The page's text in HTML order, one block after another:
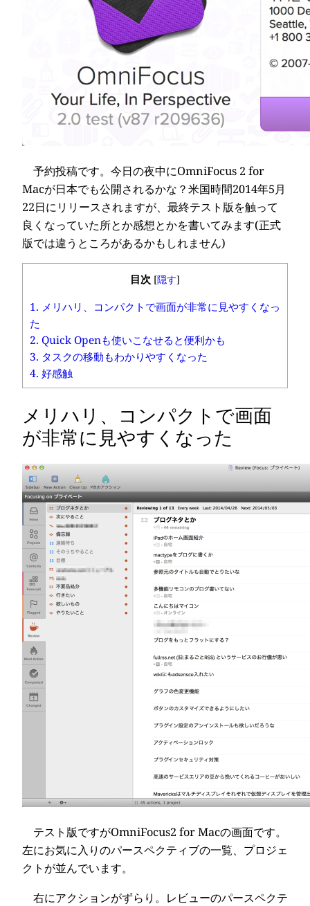
予約投稿です。今日の夜中にOmniFocus 2 for
Macが日本でも公開されるかな？米国時間2014年5月
22日にリリースされますが、最終テスト版を触って
良くなっていた所とか感想とかを書いてみます(正式
版では違うところがあるかもしれません)
目次 [隠す]
1. メリハリ、コンパクトで画面が非常に見やすくなっ
た
2. Quick Openも使いこなせると便利かも
3. タスクの移動もわかりやすくなった
4. 好感触
メリハリ、コンパクトで画面
が非常に見やすくなった
テスト版ですがOmniFocus2 for Macの画面です。
左にお気に入りのパースペクティブの一覧、プロジェ
クトが並んでいます。
右にアクションがずらり。レビューのパースペクテ